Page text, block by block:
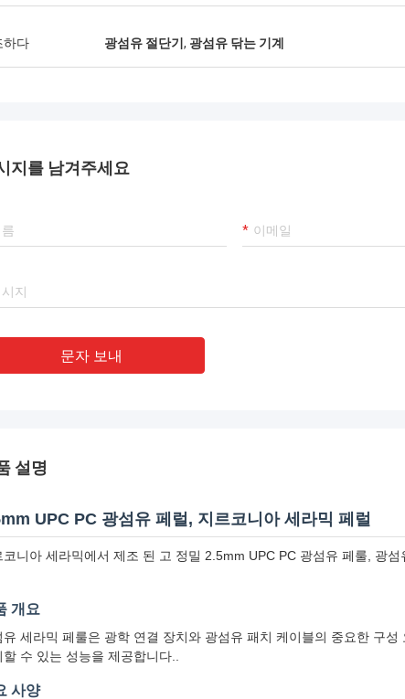
는 그들의 옥외 케이블, 분배함, 접속함 및 광
섬유 액세서리의 품질이 매우 훌륭하다고 생
하다 광섬유 절단기 , 광섬유 닦는 기계
지를 남겨주세요
문자 보내
설명
UPC PC 광섬유 페럴, 지르코니아 세라믹 페럴
코니아 세라믹에서 제조 된 고 정밀 2.5mm UPC PC 광섬유 페룰, 광
개요
유 세라믹 페룰은 광학 연결 장치와 광섬유 패치 케이블의 중요한 구
할 수 있는 성능을 제공합니다..
사양